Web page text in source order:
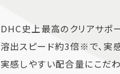
DHC史上最高のクリアサポー
溶出スピード約3倍※で、実
実感しやすい配合量にこだ